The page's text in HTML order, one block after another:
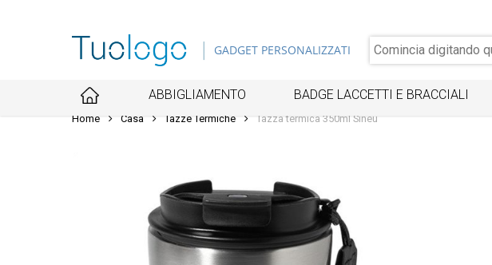
GADGET PERSONALIZZATI
ABBIGLIAMENTO
BADGE LACCETTI E BRACCIALI
Home Casa Tazze Termiche Tazza termica 350ml Sineu